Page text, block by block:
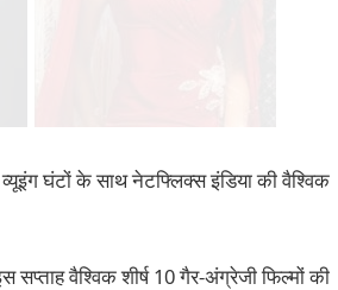
घंटों के साथ नेटफ्लिक्स इंडिया की वैश्विक
वैश्विक शीर्ष 10 गैर-अंग्रेजी फिल्मों की